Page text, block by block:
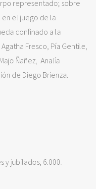
representado; sobre
el juego de la
confinado a la
Fresco, Pía Gentile,
Ñañez, Analía
de Diego Brienza.
y jubilados, 6.000.